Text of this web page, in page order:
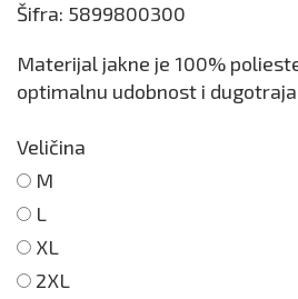
Šifra: 5899800300
Materijal jakne je 100%
optimalnu udobnost i
Veličina
M
L
XL
2XL